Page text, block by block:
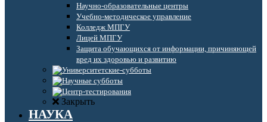
Научно-образовательные центры
Учебно-методическое управление
Колледж МПГУ
Лицей МПГУ
Защита обучающихся от информации, причиняющей
вред их здоровью и развитию
Закрыть
НАУКА